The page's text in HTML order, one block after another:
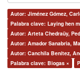
Autor: Jiménez Gómez,
Palabra clave: Laying hen
Autor: Arteta Chedraüy,
Autor: Amador Sanabria,
Autor: Canchila Benítez,
Palabra clave: Biogas ×